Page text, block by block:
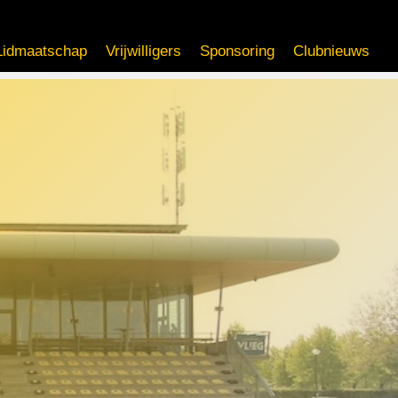
Vrijwilligers Sponsoring Clubnieuws